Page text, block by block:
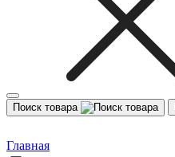
Поиск товара
Главная